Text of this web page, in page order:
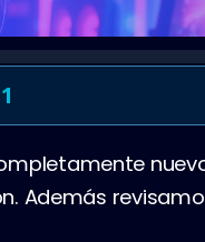
Además